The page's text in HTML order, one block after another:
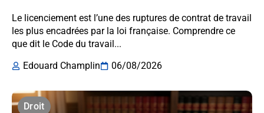
Le licenciement est l’une des ruptures de contrat de travail
les plus encadrées par la loi française. Comprendre ce
que dit le Code du travail...
Edouard Champlin
06/08/2026
Droit